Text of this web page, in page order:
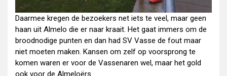
Daarmee kregen de bezoekers net iets te veel, maar geen
haan uit Almelo die er naar kraait. Het gaat immers om de
broodnodige punten en dan had SV Vasse de fout maar
niet moeten maken. Kansen om zelf op voorsprong te
komen waren er voor de Vassenaren wel, maar het gold
ook voor de Almeloërs.